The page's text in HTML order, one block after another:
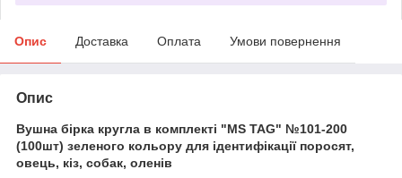
Опис Доставка Оплата Умови повернення
Опис
Вушна бірка кругла в комплекті "МЅ TAG" №101-200
(100шт) зеленого кольору для ідентифікації поросят,
овець, кіз, собак, оленів